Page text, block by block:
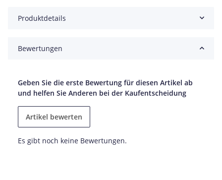
Produktdetails
Bewertungen
Geben Sie die erste Bewertung für diesen Artikel ab
und helfen Sie Anderen bei der Kaufentscheidung
Artikel bewerten
Es gibt noch keine Bewertungen.